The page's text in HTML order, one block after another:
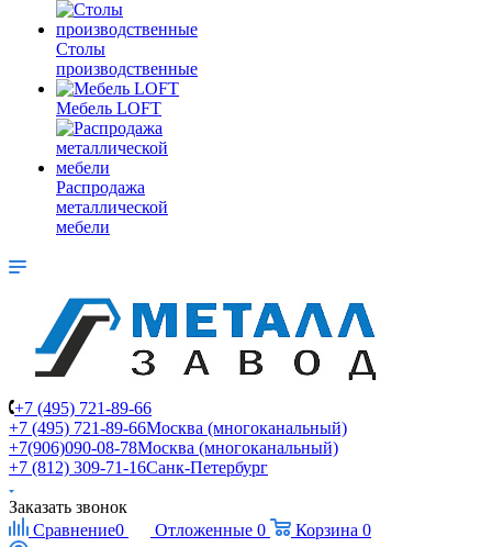
Столы
производственные
Мебель LOFT
Распродажа
металлической
мебели
+7 (495) 721-89-66
+7 (495) 721-89-66Москва (многоканальный)
+7(906)090-08-78Москва (многоканальный)
+7 (812) 309-71-16Санк-Петербург
Заказать звонок
Сравнение0 Отложенные 0 Корзина 0